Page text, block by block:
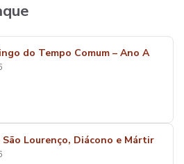
do Tempo Comum – Ano A
São Lourenço, Diácono e Mártir